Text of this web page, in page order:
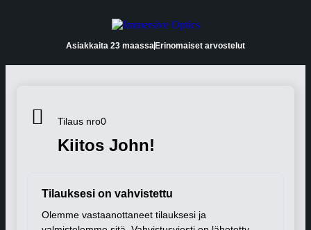
Asiakkaita 23 maassa Erinomaiset arvostelut
Tilaus nro0
Kiitos John!
Tilauksesi on vahvistettu
Olemme vastaanottaneet tilauksesi ja